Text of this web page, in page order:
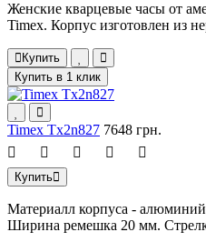
Женские кварцевые часы от
Timex. Корпус изготовлен из
Купить
Купить в 1 клик
Timex Tx2n827 7648 грн.
Купить
Материалл корпуса -
Ширина ремешка 20 мм.